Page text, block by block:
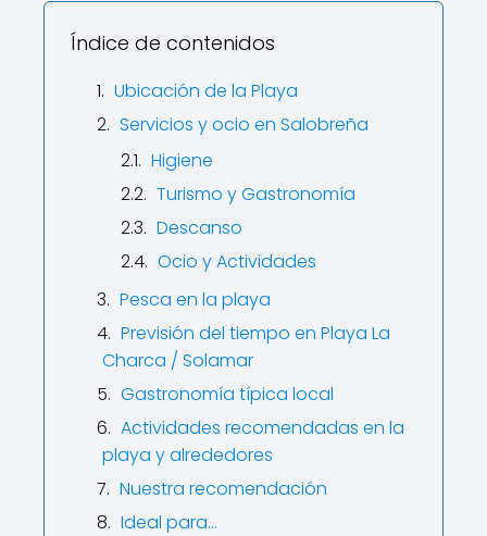
Índice de contenidos
Ubicación de la Playa
Servicios y ocio en Salobreña
Higiene
Turismo y Gastronomía
Descanso
Ocio y Actividades
Pesca en la playa
Previsión del tiempo en Playa La
Charca / Solamar
Gastronomía típica local
Actividades recomendadas en la
playa y alrededores
Nuestra recomendación
Ideal para...